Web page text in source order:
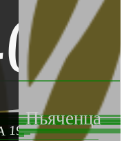
Пьяченца
1998-1999